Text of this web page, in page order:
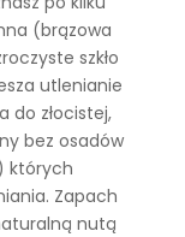
(brązowa
szkło
utlenianie
do złocistej,
bez osadów
których
Zapach
nutą